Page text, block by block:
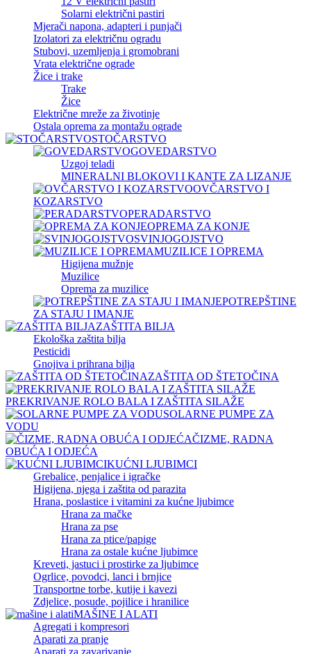
Solarni električni pastiri
Mjerači napona, adapteri i punjači
Izolatori za električnu ogradu
Stubovi, uzemljenja i gromobrani
Vrata električne ograde
Žice i trake
Trake
Žice
Električne mreže za životinje
Ostala oprema za montažu ograde
STOČARSTVO
GOVEDARSTVO
Uzgoj teladi
MINERALNI BLOKOVI I KANTE ZA LIZANJE
OVČARSTVO I
KOZARSTVO
PERADARSTVO
OPREMA ZA KONJE
SVINJOGOJSTVO
MUZILICE I OPREMA
Higijena mužnje
Muzilice
Oprema za muzilice
POTREPŠTINE
ZA STAJU I IMANJE
ZAŠTITA BILJA
Ekološka zaštita bilja
Pesticidi
Gnojiva i prihrana bilja
ZAŠTITA OD ŠTETOČINA
PREKRIVANJE ROLO BALA I ZAŠTITA SILAŽE
SOLARNE PUMPE ZA
VODU
ČIZME, RADNA
OBUĆA I ODJEĆA
KUĆNI LJUBIMCI
Grebalice, penjalice i igračke
Higijena, njega i zaštita od parazita
Hrana, poslastice i vitamini za kućne ljubimce
Hrana za mačke
Hrana za pse
Hrana za ptice/papige
Hrana za ostale kućne ljubimce
Kreveti, jastuci i prostirke za ljubimce
Ogrlice, povodci, lanci i brnjice
Transportne torbe, kutije i kavezi
Zdjelice, posude, pojilice i hranilice
MAŠINE I ALATI
Agregati i kompresori
Aparati za pranje